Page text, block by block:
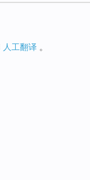
人工翻译 。